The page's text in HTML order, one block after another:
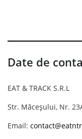
Date de
EAT & TRACK S.R.L
Str. Măceșului, Nr.
Email: